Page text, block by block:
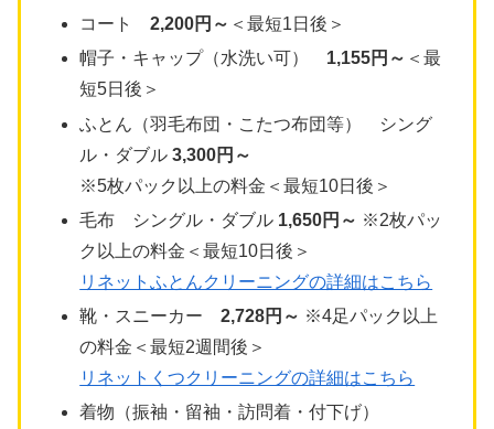
コート2,200円～ ＜最短1日後＞
帽子・キャップ（水洗い可） 1,155円～ ＜最
短5日後＞
ふとん（羽毛布団・こたつ布団等） シング
ル・ダブル3,300円～
※5枚パック以上の料金＜最短10日後＞
毛布 シングル・ダブル 1,650円～ ※2枚パッ
ク以上の料金＜最短10日後＞
リネットふとんクリーニングの詳細はこちら
靴・スニーカー2,728円～ ※4足パック以上
の料金＜最短2週間後＞
リネットくつクリーニングの詳細はこちら
着物（振袖・留袖・訪問着・付下げ）